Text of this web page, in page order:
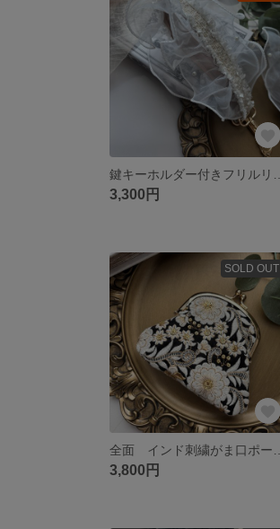
3,300円
SOLD OUT
3,800円